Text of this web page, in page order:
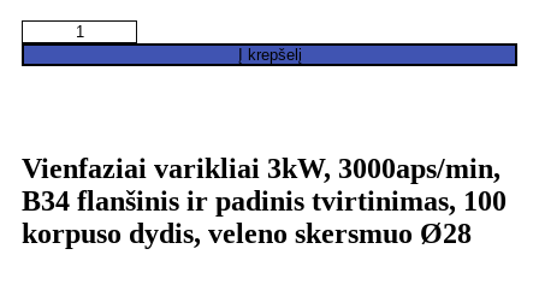
Į krepšelį
Vienfaziai varikliai 3kW, 3000aps/min,
B34 flanšinis ir padinis tvirtinimas, 100
korpuso dydis, veleno skersmuo Ø28